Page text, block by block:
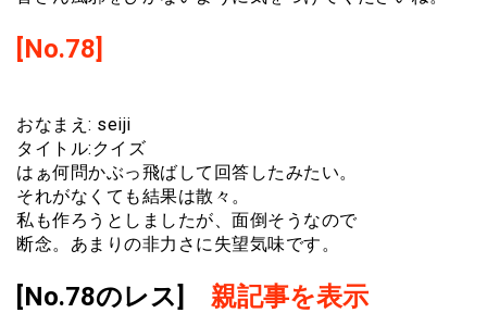
[No.78]
おなまえ: seiji
タイトル:クイズ
はぁ何問かぶっ飛ばして回答したみたい。
それがなくても結果は散々。
私も作ろうとしましたが、面倒そうなので
断念。あまりの非力さに失望気味です。
[No.78のレス] 親記事を表示